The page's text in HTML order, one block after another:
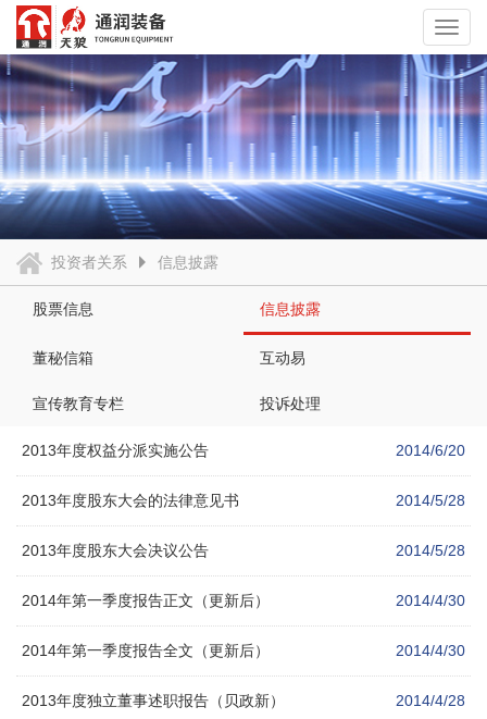
投资者关系 信息披露
股票信息 信息披露
董秘信箱 互动易
宣传教育专栏 投诉处理
2013年度权益分派实施公告 2014/6/20
2013年度股东大会的法律意见书 2014/5/28
2013年度股东大会决议公告 2014/5/28
2014年第一季度报告正文（更新后） 2014/4/30
2014年第一季度报告全文（更新后） 2014/4/30
2013年度独立董事述职报告（贝政新） 2014/4/28